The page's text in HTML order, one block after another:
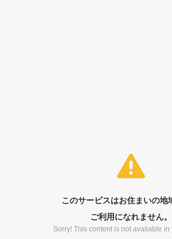
このサービスはお住まいの地
ご利用になれません。
Sorry! This content is not available in